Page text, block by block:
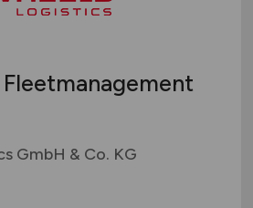
GmbH & Co. KG